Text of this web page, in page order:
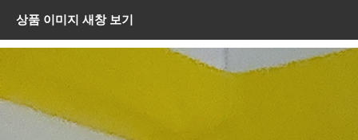
상품 이미지 새창 보기